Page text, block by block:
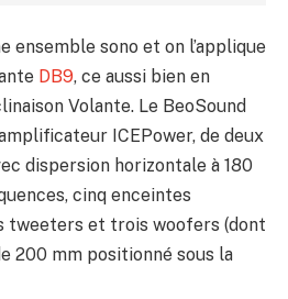
ensemble sono et on l’applique
DB9, ce aussi bien en
Volante. Le BeoSound
ICEPower, de deux
dispersion horizontale à 180
cinq enceintes
tweeters et trois woofers (dont
200 mm positionné sous la